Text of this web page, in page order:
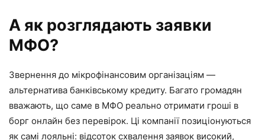
А як розглядають заявки
МФО?
Звернення до мікрофінансовим організаціям —
альтернатива банківському кредиту. Багато громадян
вважають, що саме в МФО реально отримати гроші в
борг онлайн без перевірок. Ці компанії позиціонуються
як самі лояльні: відсоток схвалення заявок високий,